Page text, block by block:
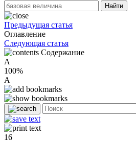
Найти
Предыдущая статья
Оглавление
Следующая статья
Содержание
A
100%
A
16